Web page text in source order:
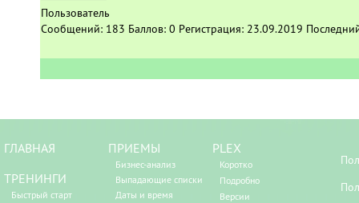
Пользователь
Сообщений: 183 Баллов: 0 Регистрация: 23.09.2019
ГЛАВНАЯ
ТРЕНИНГИ
Быстрый старт
ПРИЕМЫ
Бизнес-анализ
Выпадающие списки
Даты и время
PLEX
Коротко
Подробно
Версии